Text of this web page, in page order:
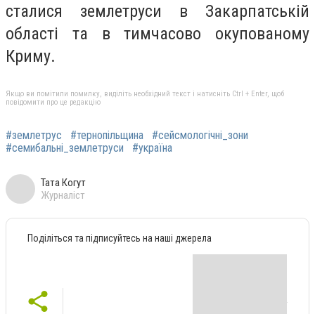
сталися землетруси в Закарпатській
області та в тимчасово окупованому
Криму.
Якщо ви помітили помилку, виділіть необхідний текст і натисніть Ctrl + Enter, щоб
повідомити про це редакцію
#землетрус #тернопільщина
#сейсмологічні_зони
#семибальні_землетруси
#україна
Тата Когут
Журналіст
Поділіться та підписуйтесь на наші джерела